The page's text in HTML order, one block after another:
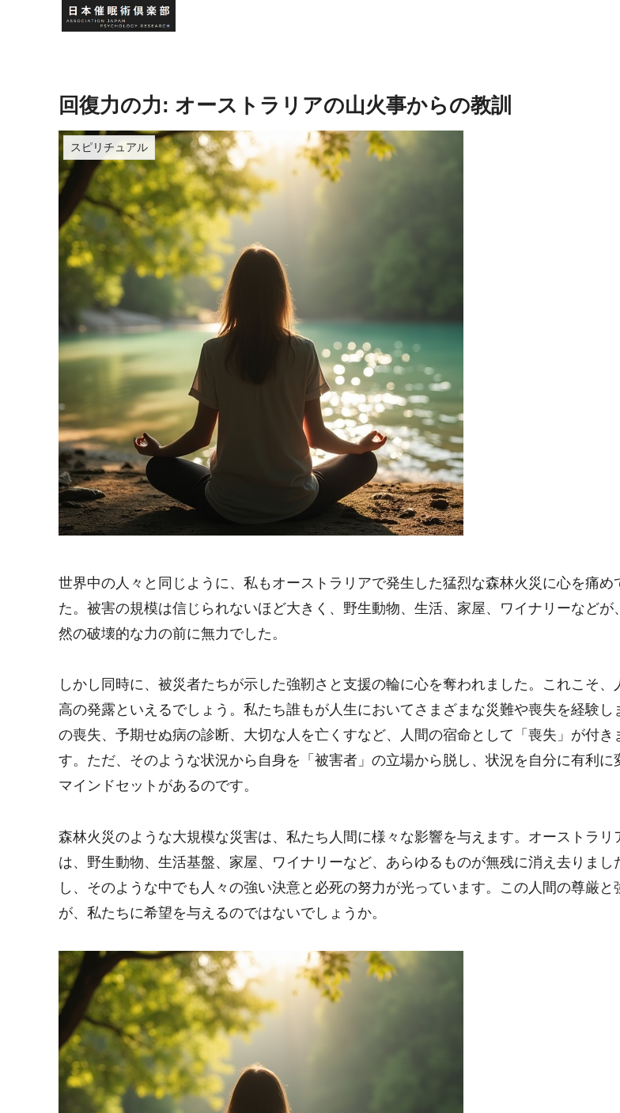
回復力の力: オーストラリアの山火事からの教訓
スピリチュアル
世界中の人々と同じように、私もオーストラリアで発生した猛烈な森林火災に心を痛め
た。被害の規模は信じられないほど大きく、野生動物、生活、家屋、ワイナリーなどが
然の破壊的な力の前に無力でした。
しかし同時に、被災者たちが示した強靭さと支援の輪に心を奪われました。これこそ、
高の発露といえるでしょう。私たち誰もが人生においてさまざまな災難や喪失を経験し
の喪失、予期せぬ病の診断、大切な人を亡くすなど、人間の宿命として「喪失」が付き
す。ただ、そのような状況から自身を「被害者」の立場から脱し、状況を自分に有利に
マインドセットがあるのです。
森林火災のような大規模な災害は、私たち人間に様々な影響を与えます。オーストラリ
は、野生動物、生活基盤、家屋、ワイナリーなど、あらゆるものが無残に消え去りまし
し、そのような中でも人々の強い決意と必死の努力が光っています。この人間の尊厳と
が、私たちに希望を与えるのではないでしょうか。